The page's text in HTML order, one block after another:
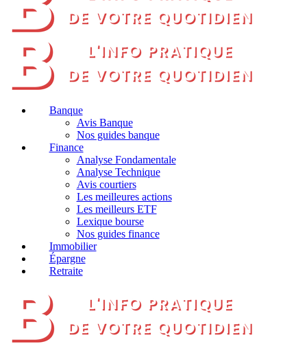
Banque
Avis Banque
Nos guides banque
Finance
Analyse Fondamentale
Analyse Technique
Avis courtiers
Les meilleures actions
Les meilleurs ETF
Lexique bourse
Nos guides finance
Immobilier
Épargne
Retraite